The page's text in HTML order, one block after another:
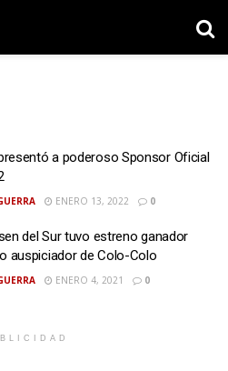
a poderoso Sponsor Oficial
ENERO 13, 2022 0
del Sur tuvo estreno ganador
auspiciador de Colo-Colo
ENERO 4, 2021 0